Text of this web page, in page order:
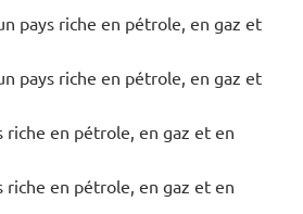
pays riche en pétrole, en gaz et
pays riche en pétrole, en gaz et
riche en pétrole, en gaz et en
riche en pétrole, en gaz et en